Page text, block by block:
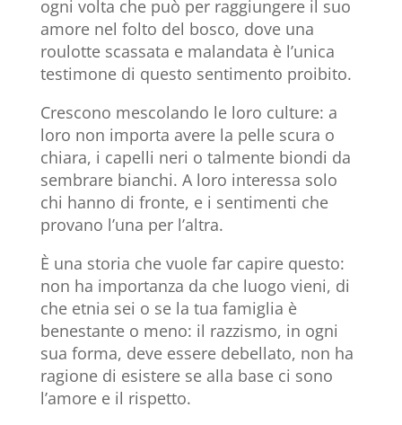
ogni volta che può per raggiungere il suo
amore nel folto del bosco, dove una
roulotte scassata e malandata è l’unica
testimone di questo sentimento proibito.
Crescono mescolando le loro culture: a
loro non importa avere la pelle scura o
chiara, i capelli neri o talmente biondi da
sembrare bianchi. A loro interessa solo
chi hanno di fronte, e i sentimenti che
provano l’una per l’altra.
È una storia che vuole far capire questo:
non ha importanza da che luogo vieni, di
che etnia sei o se la tua famiglia è
benestante o meno: il razzismo, in ogni
sua forma, deve essere debellato, non ha
ragione di esistere se alla base ci sono
l’amore e il rispetto.